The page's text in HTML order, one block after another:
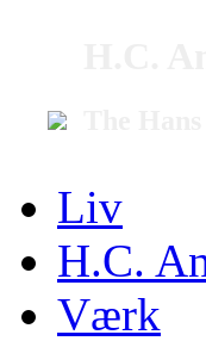
Liv
H.C.
Værk